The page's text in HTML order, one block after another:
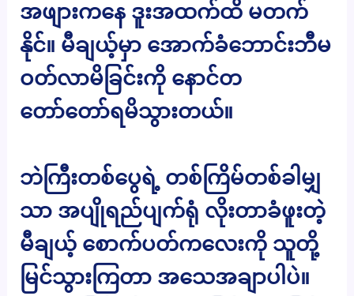
အဖျားကနေ ဒူးအထက်ထိ မတက်
နိုင်။ မီချယ့်မှာ အောက်ခံဘောင်းဘီမ
ဝတ်လာမိခြင်းကို နောင်တ
တော်တော်ရမိသွားတယ်။
ဘဲကြီးတစ်ပွေရဲ့ တစ်ကြိမ်တစ်ခါမျှ
သာ အပျိုရည်ပျက်ရုံ လိုးတာခံဖူးတဲ့
မီချယ့် စောက်ပတ်ကလေးကို သူတို့
မြင်သွားကြတာ အသေအချာပါပဲ။